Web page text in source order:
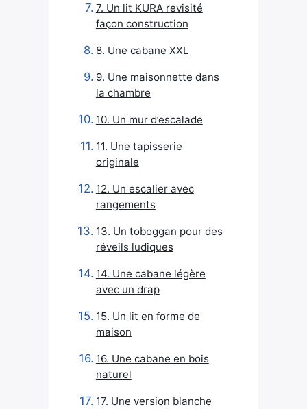
7. Un lit KURA revisité
façon construction
8. Une cabane XXL
9. Une maisonnette dans
la chambre
10. Un mur d’escalade
11. Une tapisserie
originale
12. Un escalier avec
rangements
13. Un toboggan pour des
réveils ludiques
14. Une cabane légère
avec un drap
15. Un lit en forme de
maison
16. Une cabane en bois
naturel
17. Une version blanche